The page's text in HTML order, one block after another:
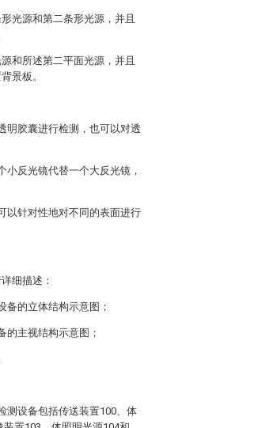
光源和第二条形光源，并且
和所述第二平面光源，并且
景板。
明胶囊进行检测，也可以对透
反光镜代替一个大反光镜，
以针对性地对不同的表面进行
细描述：
备的立体结构示意图；
的主视结构示意图；
测设备包括传送装置100、体